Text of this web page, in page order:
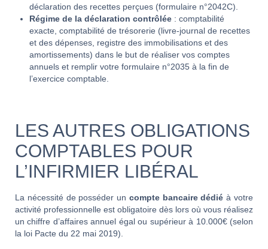
déclaration des recettes perçues (formulaire n°2042C).
Régime de la déclaration contrôlée : comptabilité
exacte, comptabilité de trésorerie (livre-journal de recettes
et des dépenses, registre des immobilisations et des
amortissements) dans le but de réaliser vos comptes
annuels et remplir votre formulaire n°2035 à la fin de
l’exercice comptable.
LES AUTRES OBLIGATIONS
COMPTABLES POUR
L’INFIRMIER LIBÉRAL
La nécessité de posséder un compte bancaire dédié à votre
activité professionnelle est obligatoire dès lors où vous réalisez
un chiffre d’affaires annuel égal ou supérieur à 10.000€ (selon
la loi Pacte du 22 mai 2019).